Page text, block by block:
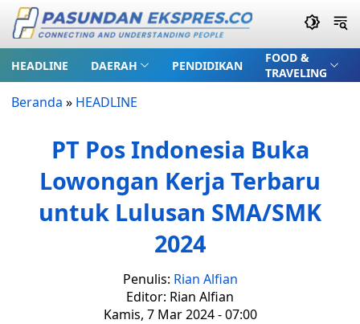
HEADLINE DAERAH PENDIDIKAN
FOOD &
TRAVELING
Beranda » HEADLINE
PT Pos Indonesia Buka
Lowongan Kerja Terbaru
untuk Lulusan SMA/SMK
2024
Penulis: Rian Alfian
Editor: Rian Alfian
Kamis, 7 Mar 2024 - 07:00